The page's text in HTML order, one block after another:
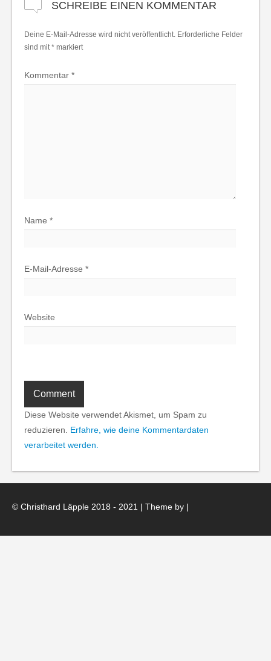
SCHREIBE EINEN KOMMENTAR
Deine E-Mail-Adresse wird nicht veröffentlicht. Erforderliche Felder
sind mit* markiert
Kommentar *
Name *
E-Mail-Adresse *
Website
Diese Website verwendet Akismet, um Spam zu
reduzieren. Erfahre, wie deine Kommentardaten
verarbeitet werden.
© Christhard Läpple 2018 - 2021 | Theme by |